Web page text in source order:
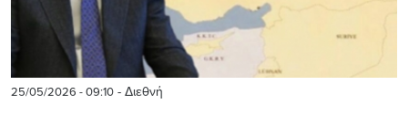
25/05/2026 - 09:10 - Διεθνή